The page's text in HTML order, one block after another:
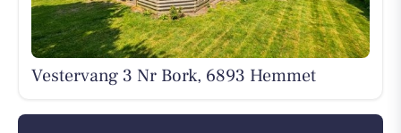
Vestervang 3 Nr Bork, 6893 Hemmet